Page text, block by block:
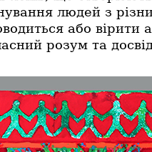
людей з
або вірити
розум та